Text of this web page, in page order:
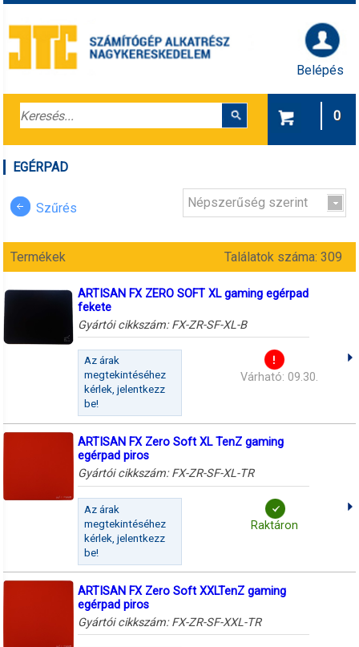
Belépés
0
EGÉRPAD
Szűrés Népszerűség szerint
Termékek Találatok száma: 309
ARTISAN FX ZERO SOFT XL gaming egérpad
fekete
Gyártói cikkszám: FX-ZR-SF-XL-B
Az árak
megtekintéséhez
kérlek, jelentkezz
be!
Várható: 09.30.
ARTISAN FX Zero Soft XL TenZ gaming
egérpad piros
Gyártói cikkszám: FX-ZR-SF-XL-TR
Az árak
megtekintéséhez
kérlek, jelentkezz
be!
Raktáron
ARTISAN FX Zero Soft XXLTenZ gaming
egérpad piros
Gyártói cikkszám: FX-ZR-SF-XXL-TR